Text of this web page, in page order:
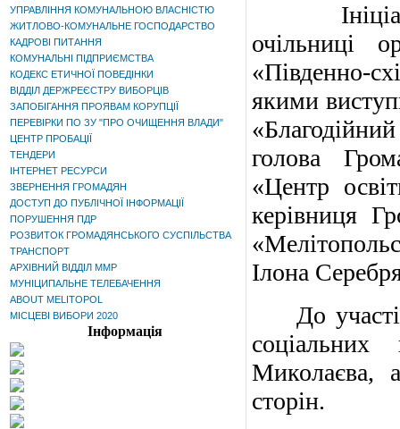
УПРАВЛІННЯ КОМУНАЛЬНОЮ ВЛАСНІСТЮ
ЖИТЛОВО-КОМУНАЛЬНЕ ГОСПОДАРСТВО
КАДРОВІ ПИТАННЯ
КОМУНАЛЬНІ ПІДПРИЄМСТВА
КОДЕКС ЕТИЧНОЇ ПОВЕДІНКИ
ВІДДІЛ ДЕРЖРЕЄСТРУ ВИБОРЦІВ
ЗАПОБІГАННЯ ПРОЯВАМ КОРУПЦІЇ
ПЕРЕВІРКИ ПО ЗУ "ПРО ОЧИЩЕННЯ ВЛАДИ"
ЦЕНТР ПРОБАЦІЇ
ТЕНДЕРИ
ІНТЕРНЕТ РЕСУРСИ
ЗВЕРНЕННЯ ГРОМАДЯН
ДОСТУП ДО ПУБЛІЧНОЇ ІНФОРМАЦІЇ
ПОРУШЕННЯ ПДР
РОЗВИТОК ГРОМАДЯНСЬКОГО СУСПІЛЬСТВА
ТРАНСПОРТ
АРХІВНИЙ ВІДДІЛ ММР
МУНІЦИПАЛЬНЕ ТЕЛЕБАЧЕННЯ
ABOUT MELITOPOL
МІСЦЕВІ ВИБОРИ 2020
Інформація
очільниці
«Південно-
якими
голова
«Центр
керівниця
Ілона
До участі
Миколаєва,
сторін.